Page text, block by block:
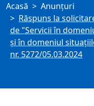
Acasă
Anunţuri
Răspuns la
de "Servicii în
şi în domeniul
nr. 5272/05.03.2024